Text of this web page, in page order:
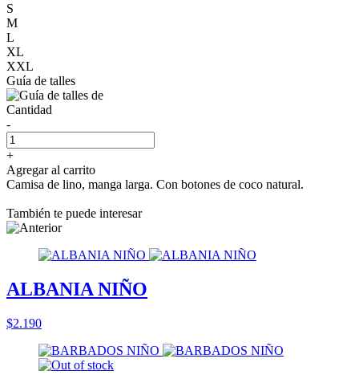
S
M
L
XL
XXL
Guía de talles
Cantidad
-
+
Agregar al carrito
Camisa de lino, manga larga. Con botones de coco natural.
También te puede interesar
ALBANIA NIÑO
$2.190